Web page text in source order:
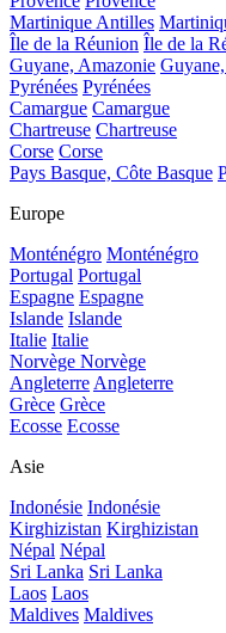
Martinique Antilles
Île de la Réunion Île de la
Guyane, Amazonie
Pyrénées Pyrénées
Camargue Camargue
Chartreuse Chartreuse
Corse Corse
Pays Basque, Côte Basque
Europe
Monténégro Monténégro
Portugal Portugal
Espagne Espagne
Islande Islande
Italie Italie
Norvège Norvège
Angleterre Angleterre
Grèce Grèce
Ecosse Ecosse
Asie
Indonésie Indonésie
Kirghizistan Kirghizistan
Népal Népal
Sri Lanka Sri Lanka
Laos Laos
Maldives Maldives